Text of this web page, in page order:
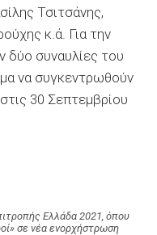
Τσιτσάνης,
κ.ά. Για την
δύο συναυλίες του
να συγκεντρωθούν
30 Σεπτεμβρίου
Ελλάδα 2021, όπου
σε νέα ενορχήστρωση